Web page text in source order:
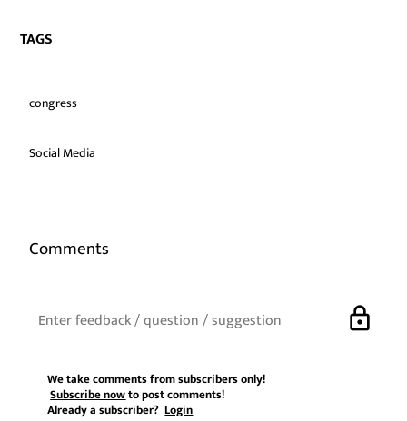
TAGS
congress
Social Media
Comments
lock
We take comments from subscribers only!
Subscribe nowto post comments!
Already a subscriber?Login